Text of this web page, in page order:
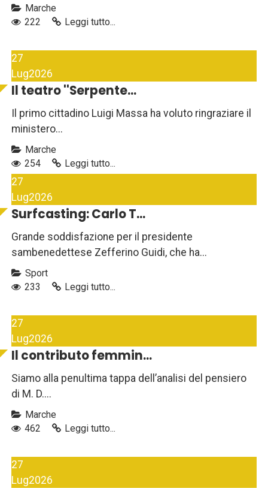
Marche
222
Leggi tutto...
27
Lug2026
Il teatro ''Serpente...
Il primo cittadino Luigi Massa ha voluto ringraziare il
ministero...
Marche
254
Leggi tutto...
27
Lug2026
Surfcasting: Carlo T...
Grande soddisfazione per il presidente
sambenedettese Zefferino Guidi, che ha...
Sport
233
Leggi tutto...
27
Lug2026
Il contributo femmin...
Siamo alla penultima tappa dell’analisi del pensiero
di M. D....
Marche
462
Leggi tutto...
27
Lug2026